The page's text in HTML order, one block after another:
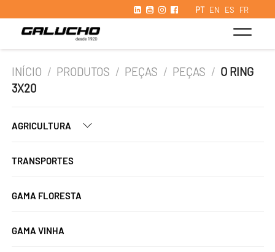
PT EN ES FR
INÍCIO / PRODUTOS / PEÇAS / PEÇAS / O RING
3X20
AGRICULTURA
TRANSPORTES
GAMA FLORESTA
GAMA VINHA